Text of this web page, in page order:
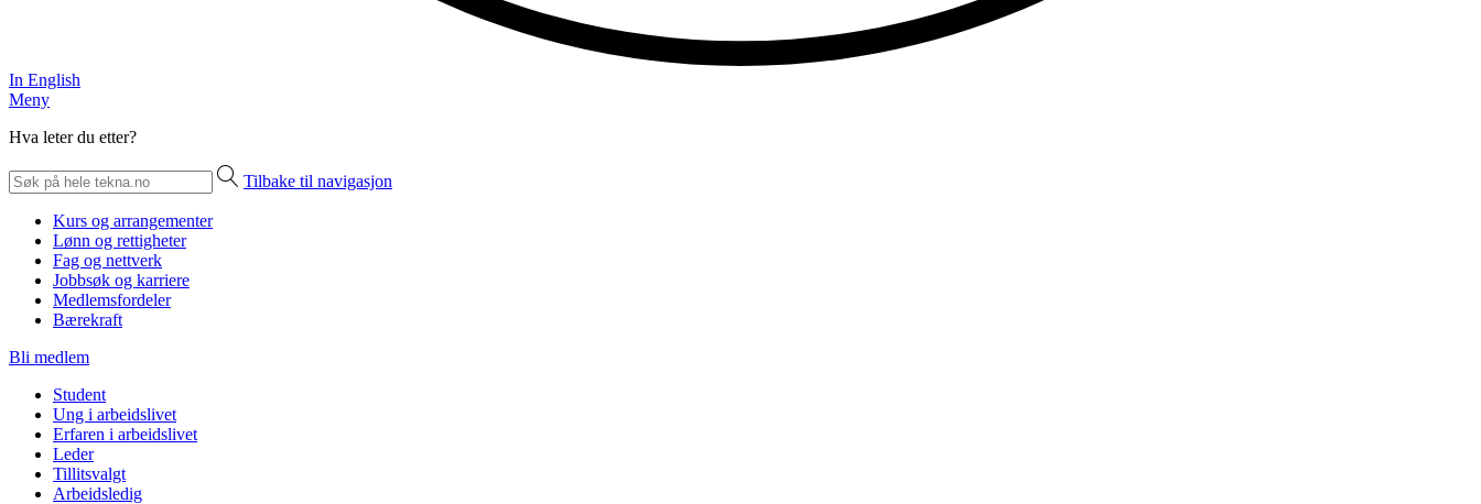
In English
Meny
Hva leter du etter?
Tilbake til navigasjon
Kurs og arrangementer
Lønn og rettigheter
Fag og nettverk
Jobbsøk og karriere
Medlemsfordeler
Bærekraft
Bli medlem
Student
Ung i arbeidslivet
Erfaren i arbeidslivet
Leder
Tillitsvalgt
Arbeidsledig